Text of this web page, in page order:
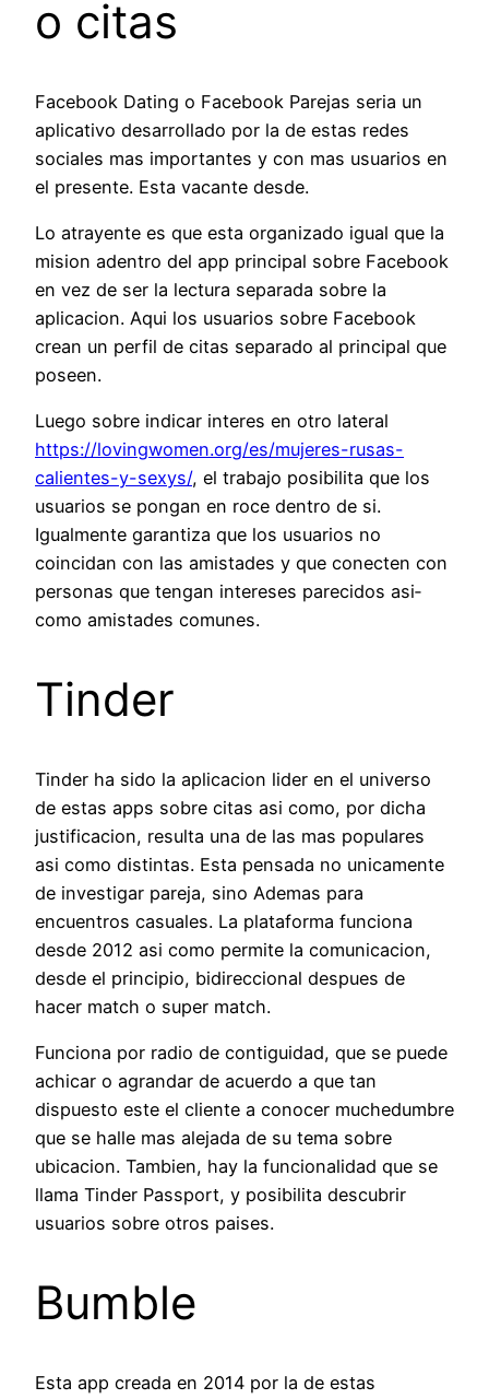
o citas
Facebook Dating o Facebook Parejas seri­a un
aplicativo desarrollado por la de estas redes
sociales mas importantes y con mas usuarios en
el presente. Esta vacante desde.
Lo atrayente es que esta organizado igual que la
mision adentro del app principal sobre Facebook
en vez de ser la lectura separada sobre la
aplicacion. Aqui los usuarios sobre Facebook
crean un perfil de citas separado al principal que
poseen.
Luego sobre indicar interes en otro lateral
https://lovingwomen.org/es/mujeres-rusas-
calientes-y-sexys/, el trabajo posibilita que los
usuarios se pongan en roce dentro de si.
Igualmente garantiza que los usuarios no
coincidan con las amistades y que conecten con
personas que tengan intereses parecidos asi­
como amistades comunes.
Tinder
Tinder ha sido la aplicacion lider en el universo
de estas apps sobre citas asi­ como, por dicha
justificacion, resulta una de las mas populares
asi­ como distintas. Esta pensada no unicamente
de investigar pareja, sino Ademas para
encuentros casuales. La plataforma funciona
desde 2012 asi­ como permite la comunicacion,
desde el principio, bidireccional despues de
hacer match o super match.
Funciona por radio de contiguidad, que se puede
achicar o agrandar de acuerdo a que tan
dispuesto este el cliente a conocer muchedumbre
que se halle mas alejada de su tema sobre
ubicacion. Tambien, hay la funcionalidad que se
llama Tinder Passport, y posibilita descubrir
usuarios sobre otros paises.
Bumble
Esta app creada en 2014 por la de estas